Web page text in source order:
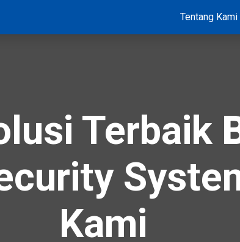
Tentang Kami
Terbaik
Kami